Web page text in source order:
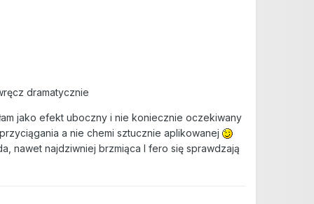
dramatycznie
jako efekt uboczny i nie koniecznie oczekiwany
a nie chemi sztucznie aplikowanej
nawet najdziwniej brzmiąca I fero się sprawdzają